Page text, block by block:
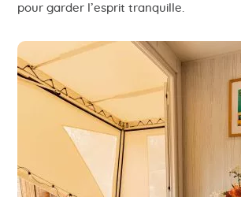
pour garder l’esprit tranquille.